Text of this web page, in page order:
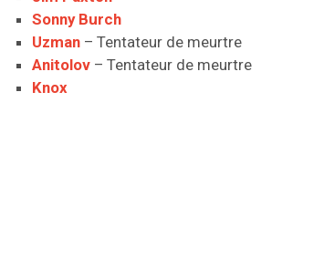
Sonny Burch
Uzman – Tentateur de meurtre
Anitolov – Tentateur de meurtre
Knox